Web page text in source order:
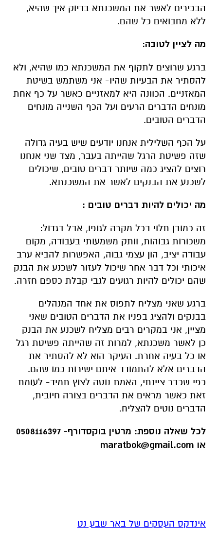
הבכירים לאשר את המשכנתא בדיוק איך שהיא,
ללא מחבואים כל שהם.
מה לציין לטובה:
ברגע שרוצים לתקוף את המשכנתא כמו שהיא, ולא
להסתיר את הבעיות שהיו- אני משתמש בשיטת
המאזניים. הכוונה היא למאזניים כאשר על כף אחת
מונחים הדברים הרעים ועל הכף השנייה מונחים
הדברים הטובים.
על הכף השלילית אנחנו יודעים שיש בעיה גדולה
שזה פשיטת הרגל שהייתה בעבר, מצד שני אנחנו
רוצים להציג כמה שיותר דברים טובים, שיכולים
לשכנע את הבנקים לאשר את המשכנתא.
מה יכולים להיות דברים טובים :
זה כמובן תלוי בכל מקרה לגופו, אבל בגדול:
משכורות גבוהות, וותק משמעותי בעבודה, מקום
עבודה יציב, הון עצמי גבוה, האפשרות להביא ערב
איכותי וכל דבר אחר שיכול לעזור לשכנע את הבנק
שהם יכולים להיות רגועים לגבי קבלת כספם חזרה.
ברגע שאני מצליח לתפוס את אחד המנהלים
בבנקים ולהציג בפניו את הדברים הטובים שאני
מציין, אני במקרים רבים מצליח לשכנע את הבנק
כן לאשר משכנתא, למרות זה שהייתה פשיטת רגל
או כל בעיה אחרת. העיקר הוא לא להסתיר את
הדברים אלא להתמודד איתם ישירות כמו שהם.
כפי שכבר ציינתי, האמת נוטה לצוץ תמיד- לעומת
זאת כאשר מראים את הדברים בצורה חיובית,
הדברים נוטים להצליח.
לכל שאלה נוספת: מרטין בוקסדורף- 0508116397
או maratbok@gmail.com
אינדקס העסקים של באר שבע נט